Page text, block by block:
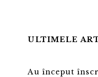
ULTIMELE
Au început